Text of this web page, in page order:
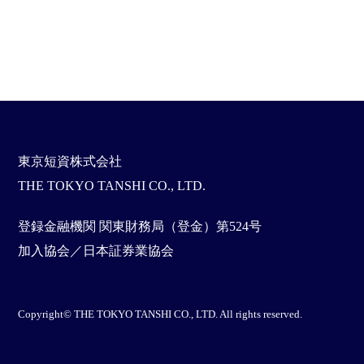
東京短資株式会社
THE TOKYO TANSHI CO., LTD.
登録金融機関 関東財務局（登金）第524号
加入協会／日本証券業協会
Copyright© THE TOKYO TANSHI CO., LTD. All rights reserved.